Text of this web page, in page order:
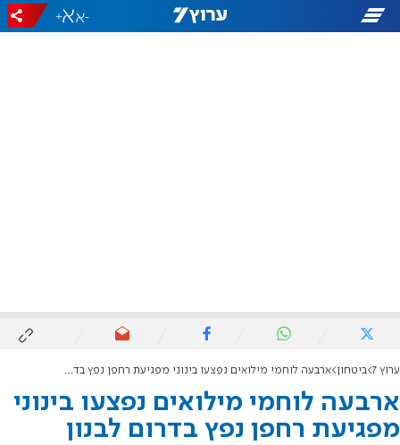
-
+
ערוץ 7 ביטחון ארבעה לוחמי מילואים נפצעו בינוני מפגיעת רחפן נפץ בדרום לבנון
ארבעה לוחמי מילואים נפצעו בינוני
מפגיעת רחפן נפץ בדרום לבנון